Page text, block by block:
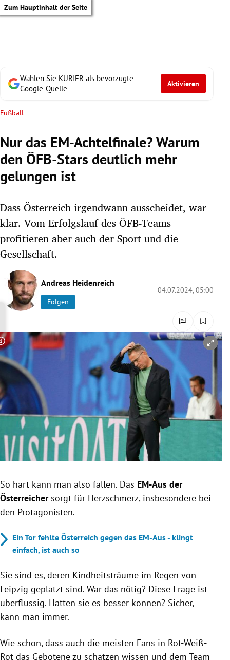
Zum Hauptinhalt der Seite
Untermenü
Untermenü
Untermenü
Untermenü
Untermenü
Untermenü
Untermenü
Untermenü
Wählen Sie KURIER als bevorzugte
Google-Quelle
Aktivieren
Fußball
Nur das EM-Achtelfinale? Warum
den ÖFB-Stars deutlich mehr
gelungen ist
Dass Österreich irgendwann ausscheidet, war
klar. Vom Erfolgslauf des ÖFB-Teams
profitieren aber auch der Sport und die
Gesellschaft.
Andreas Heidenreich
Folgen
04.07.2024, 05:00
Copyright-Hinweis öffnen/schließen
So hart kann man also fallen. Das EM-Aus der
Österreichersorgt für Herzschmerz, insbesondere bei
den Protagonisten.
Ein Tor fehlte Österreich gegen das EM-Aus - klingt
einfach, ist auch so
Sie sind es, deren Kindheitsträume im Regen von
Leipzig geplatzt sind. War das nötig? Diese Frage ist
überflüssig. Hätten sie es besser können? Sicher,
kann man immer.
Wie schön, dass auch die meisten Fans in Rot-Weiß-
Rot das Gebotene zu schätzen wissen und dem Team